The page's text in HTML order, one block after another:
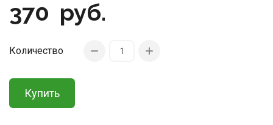
370 руб.
Количество
Купить